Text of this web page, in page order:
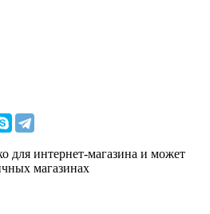
для интернет-магазина и может
магазинах